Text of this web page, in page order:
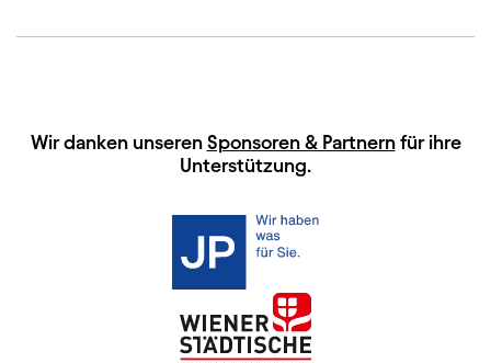
HAUPTSPONSOREN
Wir danken unseren Sponsoren & Partnernfür ihre
Unterstützung.